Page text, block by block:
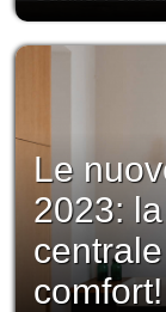
Le
2023:
comfort!